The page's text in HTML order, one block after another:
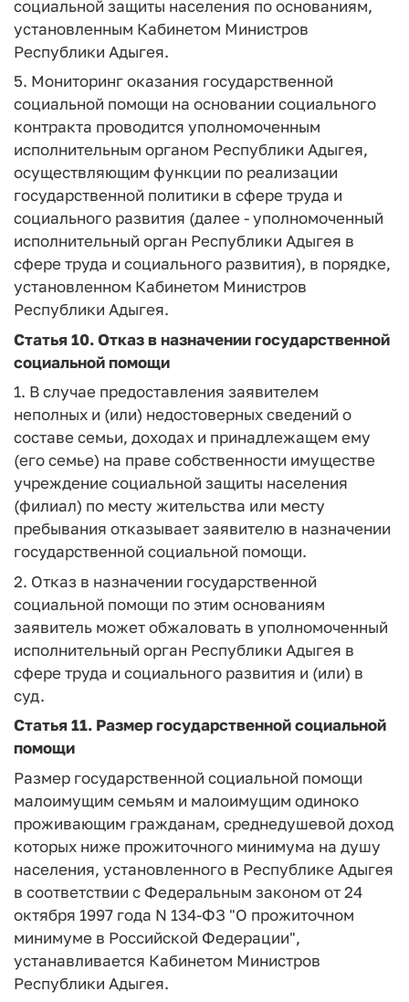
социальной защиты населения по основаниям,
установленным Кабинетом Министров
Республики Адыгея.
5. Мониторинг оказания государственной
социальной помощи на основании социального
контракта проводится уполномоченным
исполнительным органом Республики Адыгея,
осуществляющим функции по реализации
государственной политики в сфере труда и
социального развития (далее - уполномоченный
исполнительный орган Республики Адыгея в
сфере труда и социального развития), в порядке,
установленном Кабинетом Министров
Республики Адыгея.
Статья 10.Отказ в назначении государственной
социальной помощи
1. В случае предоставления заявителем
неполных и (или) недостоверных сведений о
составе семьи, доходах и принадлежащем ему
(его семье) на праве собственности имуществе
учреждение социальной защиты населения
(филиал) по месту жительства или месту
пребывания отказывает заявителю в назначении
государственной социальной помощи.
2. Отказ в назначении государственной
социальной помощи по этим основаниям
заявитель может обжаловать в уполномоченный
исполнительный орган Республики Адыгея в
сфере труда и социального развития и (или) в
суд.
Статья 11. Размер государственной социальной
помощи
Размер государственной социальной помощи
малоимущим семьям и малоимущим одиноко
проживающим гражданам, среднедушевой доход
которых ниже прожиточного минимума на душу
населения, установленного в Республике Адыгея
в соответствии с Федеральным законом от 24
октября 1997 года N 134-ФЗ "О прожиточном
минимуме в Российской Федерации",
устанавливается Кабинетом Министров
Республики Адыгея.